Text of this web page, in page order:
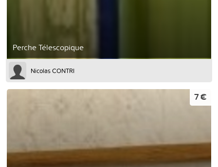
Perche Télescopique
Nicolas CONTRI
7 €